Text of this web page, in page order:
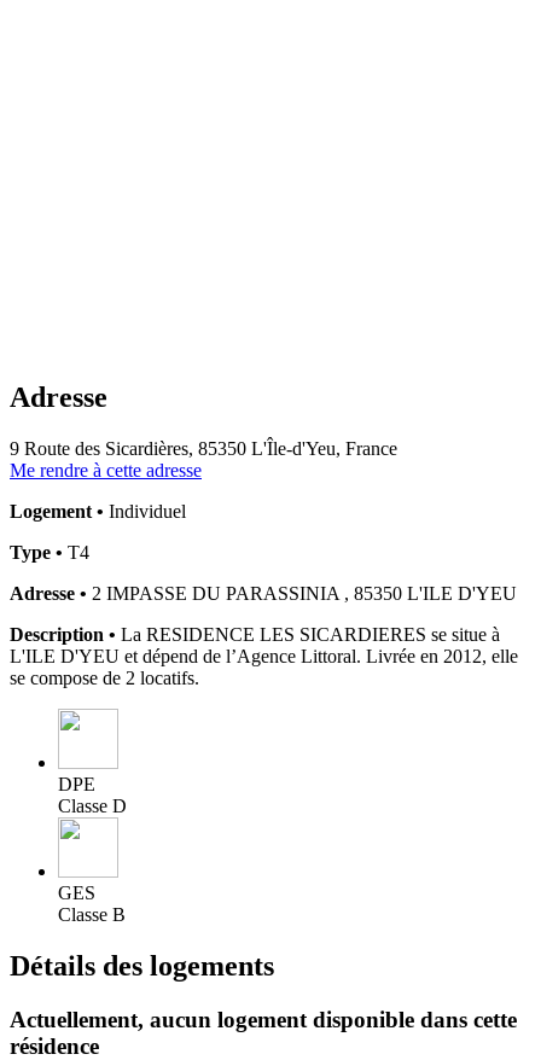
Adresse
9 Route des Sicardières, 85350 L'Île-d'Yeu, France
Me rendre à cette adresse
Logement • Individuel
Type • T4
Adresse • 2 IMPASSE DU PARASSINIA , 85350 L'ILE D'YEU
Description • La RESIDENCE LES SICARDIERES se situe à
L'ILE D'YEU et dépend de l’Agence Littoral. Livrée en 2012, elle
se compose de 2 locatifs.
DPE
Classe D
GES
Classe B
Détails des logements
Actuellement, aucun logement disponible dans cette
résidence